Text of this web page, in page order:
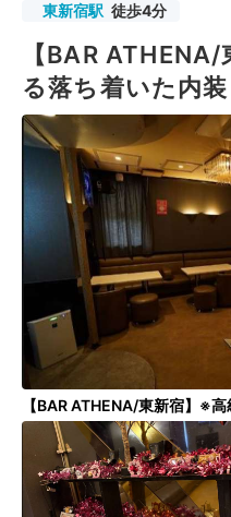
スペースをさがす
条件から探す
都道府県から探す
路線から探す
シーズスペースについて
運営会社
プライバシーポリシー
利用規約
特定商取引法
FAQ・お問い合わせ
東新宿駅 徒歩4分
【BAR
る落ち着いた内装
【BAR ATHENA/東新宿】※